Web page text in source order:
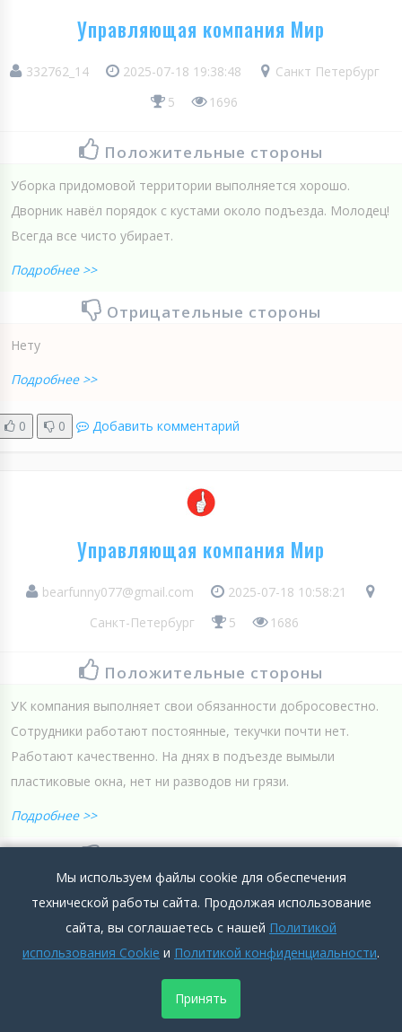
Управляющая компания Мир
332762_14 2025-07-18 19:38:48
Санкт Петербург
5
1696
Положительные стороны
Уборка придомовой территории выполняется хорошо.
Дворник навёл порядок с кустами около подъезда. Молодец!
Всегда все чисто убирает.
Подробнее >>
Отрицательные стороны
Нету
Подробнее >>
0 0 Добавить комментарий
Управляющая компания Мир
bearfunny077@gmail.com
2025-07-18 10:58:21
Санкт-Петербург
5 1686
Положительные стороны
УК компания выполняет свои обязанности добросовестно.
Сотрудники работают постоянные, текучки почти нет.
Работают качественно. На днях в подъезде вымыли
пластиковые окна, нет ни разводов ни грязи.
Подробнее >>
Подробнее >>
Мы используем файлы cookie для обеспечения
технической работы сайта. Продолжая использование
сайта, вы соглашаетесь с нашей Политикой
использования Cookie и Политикой конфиденциальности.
Принять